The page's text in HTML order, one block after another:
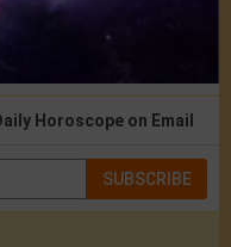
Horoscope on Email
SUBSCRIBE